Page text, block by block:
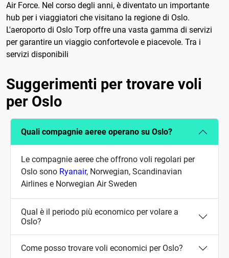
Air Force. Nel corso degli anni, è diventato un importante
hub per i viaggiatori che visitano la regione di Oslo.
L'aeroporto di Oslo Torp offre una vasta gamma di servizi
per garantire un viaggio confortevole e piacevole. Tra i
servizi disponibili
Suggerimenti per trovare voli
per Oslo
Quali compagnie aeree operano su Oslo?
Le compagnie aeree che offrono voli regolari per
Oslo sono Ryanair, Norwegian, Scandinavian
Airlines e Norwegian Air Sweden
Qual è il periodo più economico per volare a
Oslo?
Come posso trovare voli economici per Oslo?